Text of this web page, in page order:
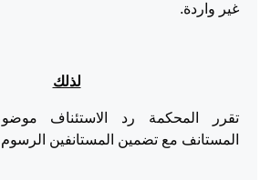
غير واردة.
لذلك
تقرر المحكمة رد الاستئناف
المستانف مع تضمين المستانفين